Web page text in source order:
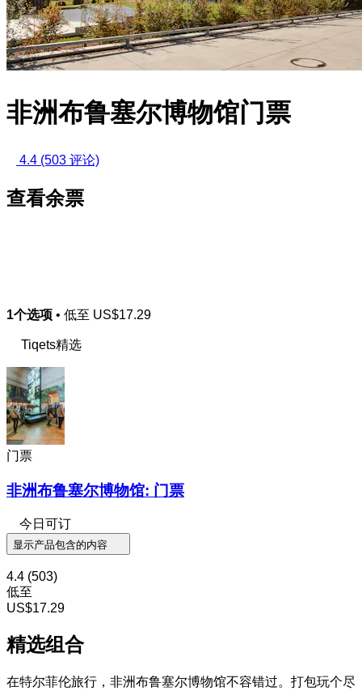
非洲布鲁塞尔博物馆门票
4.4 (503 评论)
查看余票
1个选项 • 低至 US$17.29
Tiqets精选
门票
非洲布鲁塞尔博物馆: 门票
今日可订
显示产品包含的内容
4.4 (503)
低至
US$17.29
精选组合
在特尔菲伦旅行，非洲布鲁塞尔博物馆不容错过。打包玩个尽